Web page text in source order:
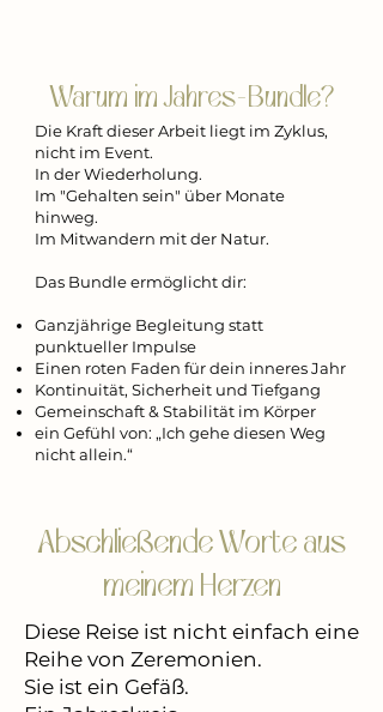
Warum im Jahres-Bundle?
Die Kraft dieser Arbeit liegt im Zyklus,
nicht im Event.
In der Wiederholung.
Im "Gehalten sein" über Monate
hinweg.
Im Mitwandern mit der Natur.
Das Bundle ermöglicht dir:​
Ganzjährige Begleitung statt
punktueller Impulse
Einen roten Faden für dein inneres Jahr
Kontinuität, Sicherheit und Tiefgang
Gemeinschaft & Stabilität im Körper
ein Gefühl von: „Ich gehe diesen Weg
nicht allein.“
Abschließende Worte aus
meinem Herzen
Diese Reise ist nicht einfach eine
Reihe von Zeremonien.
Sie ist ein Gefäß.